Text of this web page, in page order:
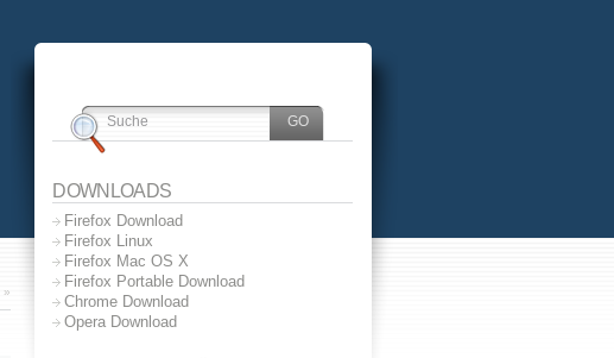
»
DOWNLOADS
Firefox Download
Firefox Linux
Firefox Mac OS X
Firefox Portable Download
Chrome Download
Opera Download